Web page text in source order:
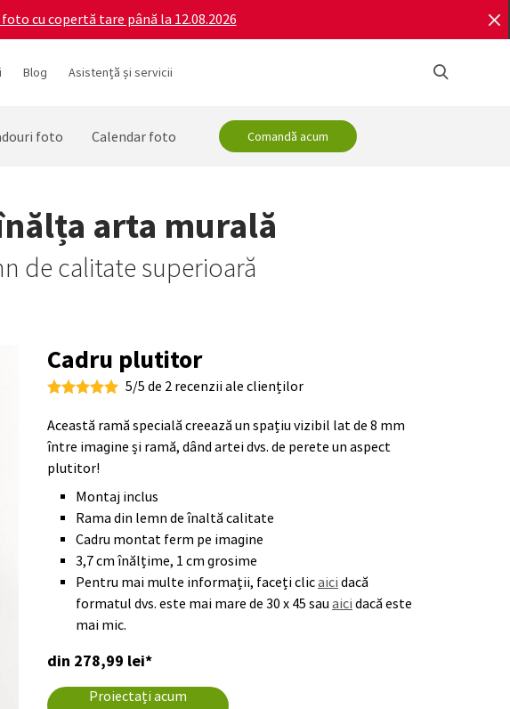
cu copertă tare până la 12.08.2026
Blog Asistență și servicii
foto Calendar foto Comandă acum
arta murală
de calitate superioară
Cadru plutitor
5/5 de 2 recenzii ale clienților
Această ramă specială creează un spațiu vizibil lat de 8 mm
între imagine și ramă, dând artei dvs. de perete un aspect
plutitor!
Montaj inclus
Rama din lemn de înaltă calitate
Cadru montat ferm pe imagine
3,7 cm înălțime, 1 cm grosime
Pentru mai multe informații, faceți clicaici dacă
formatul dvs. este mai mare de 30 x 45 sau aici dacă este
mai mic.
din 278,99 lei*
Proiectați acum